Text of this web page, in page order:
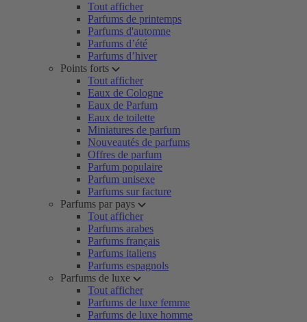
Tout afficher
Parfums de printemps
Parfums d'automne
Parfums d’été
Parfums d’hiver
Points forts
Tout afficher
Eaux de Cologne
Eaux de Parfum
Eaux de toilette
Miniatures de parfum
Nouveautés de parfums
Offres de parfum
Parfum populaire
Parfum unisexe
Parfums sur facture
Parfums par pays
Tout afficher
Parfums arabes
Parfums français
Parfums italiens
Parfums espagnols
Parfums de luxe
Tout afficher
Parfums de luxe femme
Parfums de luxe homme